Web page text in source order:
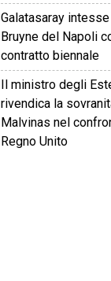
Galatasaray
Bruyne del Napoli
contratto biennale
Il ministro degli
rivendica la
Malvinas nel
Regno Unito